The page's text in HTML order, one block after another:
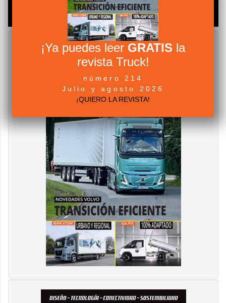
¡Ya puedes leer GRATIS la
revista Truck!
número 214
Julio y agosto 2026
¡QUIERO LA REVISTA!